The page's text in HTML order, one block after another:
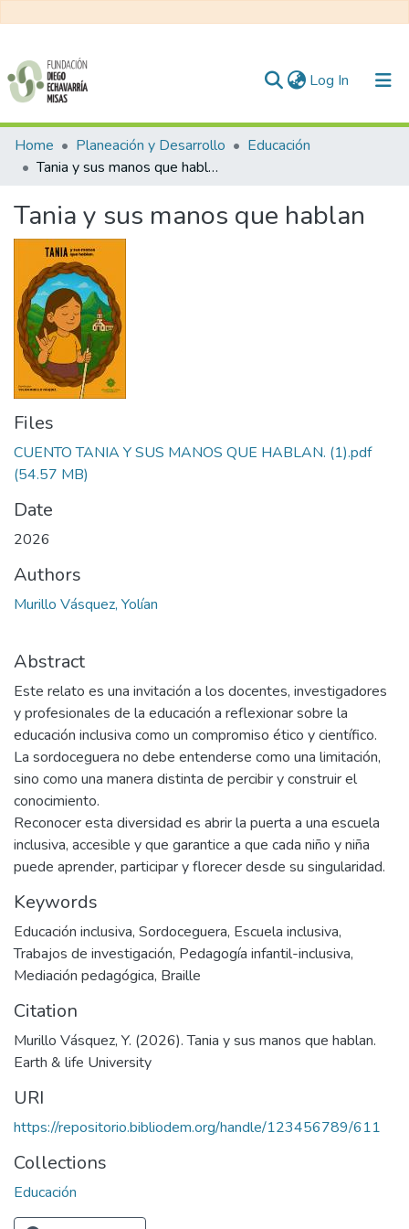
Log In (current)
Communities & Collections
All of DSpace
Statistics
Home Planeación y Desarrollo
Educación
Tania y sus manos que hablan
Tania y sus manos que hablan
Files
CUENTO TANIA Y SUS MANOS QUE HABLAN. (1).pdf
(54.57 MB)
Date
2026
Authors
Murillo Vásquez, Yolían
Abstract
Este relato es una invitación a los docentes, investigadores
y profesionales de la educación a reflexionar sobre la
educación inclusiva como un compromiso ético y científico.
La sordoceguera no debe entenderse como una limitación,
sino como una manera distinta de percibir y construir el
conocimiento.
Reconocer esta diversidad es abrir la puerta a una escuela
inclusiva, accesible y que garantice a que cada niño y niña
puede aprender, participar y florecer desde su singularidad.
Keywords
Educación inclusiva, Sordoceguera, Escuela inclusiva,
Trabajos de investigación, Pedagogía infantil-inclusiva,
Mediación pedagógica, Braille
Citation
Murillo Vásquez, Y. (2026). Tania y sus manos que hablan.
Earth & life University
URI
https://repositorio.bibliodem.org/handle/123456789/611
Collections
Educación